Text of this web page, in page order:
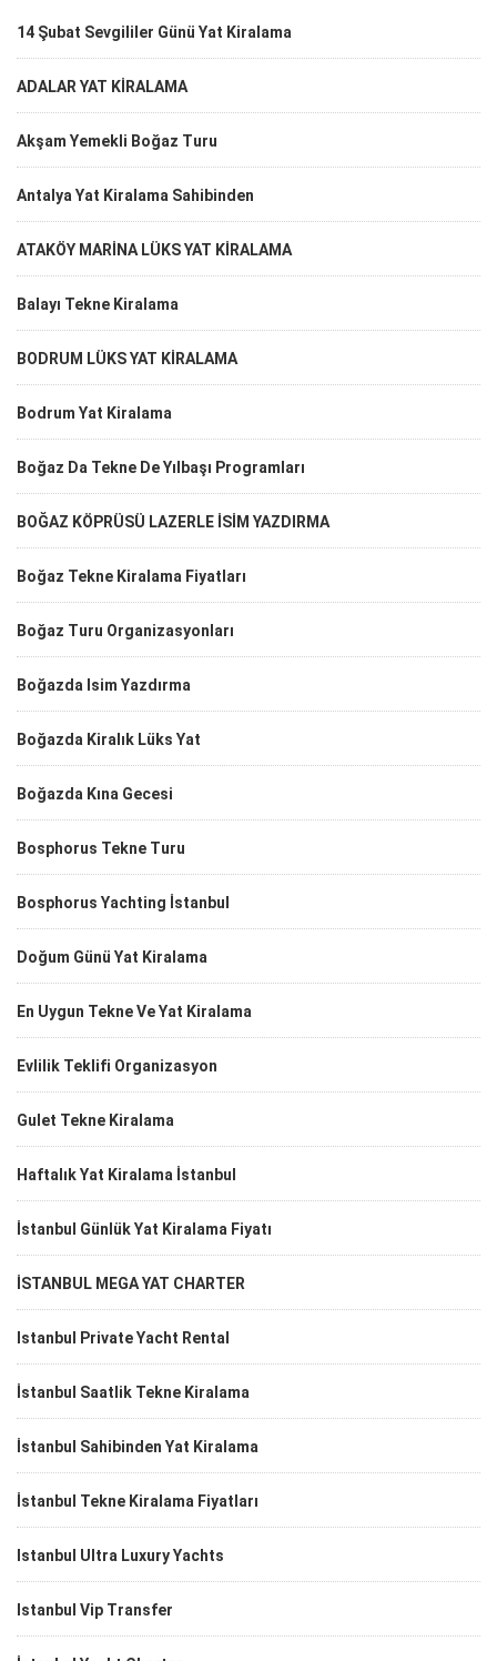
14 Şubat Sevgililer Günü Yat Kiralama
ADALAR YAT KİRALAMA
Akşam Yemekli Boğaz Turu
Antalya Yat Kiralama Sahibinden
ATAKÖY MARİNA LÜKS YAT KİRALAMA
Balayı Tekne Kiralama
BODRUM LÜKS YAT KİRALAMA
Bodrum Yat Kiralama
Boğaz Da Tekne De Yılbaşı Programları
BOĞAZ KÖPRÜSÜ LAZERLE İSİM YAZDIRMA
Boğaz Tekne Kiralama Fiyatları
Boğaz Turu Organizasyonları
Boğazda Isim Yazdırma
Boğazda Kiralık Lüks Yat
Boğazda Kına Gecesi
Bosphorus Tekne Turu
Bosphorus Yachting İstanbul
Doğum Günü Yat Kiralama
En Uygun Tekne Ve Yat Kiralama
Evlilik Teklifi Organizasyon
Gulet Tekne Kiralama
Haftalık Yat Kiralama İstanbul
İstanbul Günlük Yat Kiralama Fiyatı
İSTANBUL MEGA YAT CHARTER
Istanbul Private Yacht Rental
İstanbul Saatlik Tekne Kiralama
İstanbul Sahibinden Yat Kiralama
İstanbul Tekne Kiralama Fiyatları
Istanbul Ultra Luxury Yachts
Istanbul Vip Transfer